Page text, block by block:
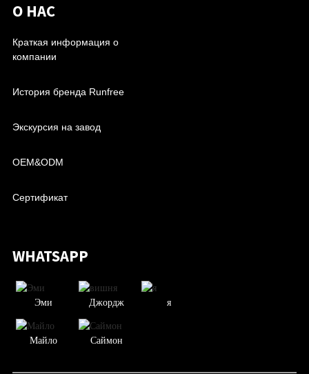
О НАС
Краткая информация о
компании
История бренда Runfree
Экскурсия на завод
OEM&ODM
Сертификат
WHATSAPP
Эми Джордж я
Майло Саймон